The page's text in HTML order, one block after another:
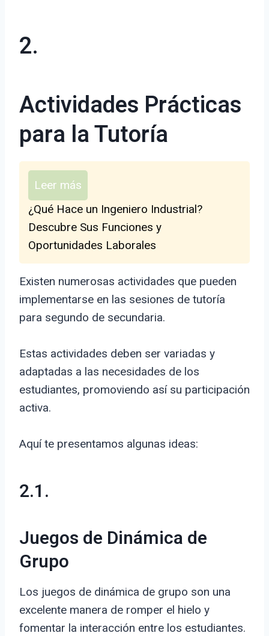
2.
Actividades Prácticas
para la Tutoría
Leer más
¿Qué Hace un Ingeniero Industrial?
Descubre Sus Funciones y
Oportunidades Laborales
Existen numerosas actividades que pueden
implementarse en las sesiones de tutoría
para segundo de secundaria.
Estas actividades deben ser variadas y
adaptadas a las necesidades de los
estudiantes, promoviendo así su participación
activa.
Aquí te presentamos algunas ideas:
2.1.
Juegos de Dinámica de
Grupo
Los juegos de dinámica de grupo son una
excelente manera de romper el hielo y
fomentar la interacción entre los estudiantes.